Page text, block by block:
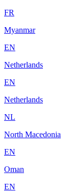
FR
Myanmar
EN
Netherlands
EN
Netherlands
NL
North Macedonia
EN
Oman
EN